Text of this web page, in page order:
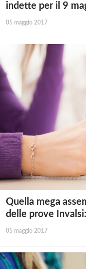
indette per il 9
05 maggio 2017
Quella mega
delle prove
05 maggio 2017